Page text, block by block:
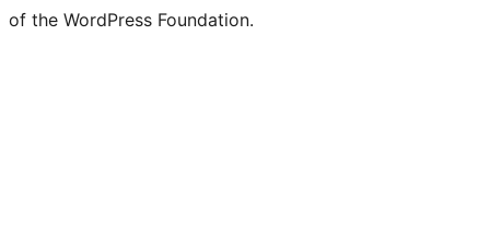
of the WordPress Foundation.